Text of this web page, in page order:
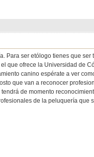
Para ser etólogo tienes que
que ofrece la Universidad de
canino espérate a ver
que van a reconocer
de momento
de la peluquería que